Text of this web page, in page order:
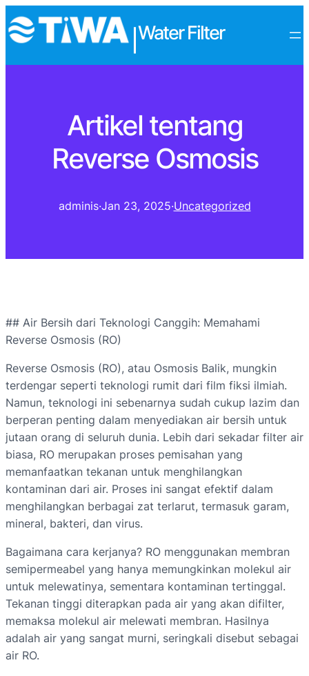
Water Filter
Artikel tentang
Reverse Osmosis
adminis·Jan 23, 2025·Uncategorized
## Air Bersih dari Teknologi Canggih: Memahami
Reverse Osmosis (RO)
Reverse Osmosis (RO), atau Osmosis Balik, mungkin
terdengar seperti teknologi rumit dari film fiksi ilmiah.
Namun, teknologi ini sebenarnya sudah cukup lazim dan
berperan penting dalam menyediakan air bersih untuk
jutaan orang di seluruh dunia. Lebih dari sekadar filter air
biasa, RO merupakan proses pemisahan yang
memanfaatkan tekanan untuk menghilangkan
kontaminan dari air. Proses ini sangat efektif dalam
menghilangkan berbagai zat terlarut, termasuk garam,
mineral, bakteri, dan virus.
Bagaimana cara kerjanya? RO menggunakan membran
semipermeabel yang hanya memungkinkan molekul air
untuk melewatinya, sementara kontaminan tertinggal.
Tekanan tinggi diterapkan pada air yang akan difilter,
memaksa molekul air melewati membran. Hasilnya
adalah air yang sangat murni, seringkali disebut sebagai
air RO.